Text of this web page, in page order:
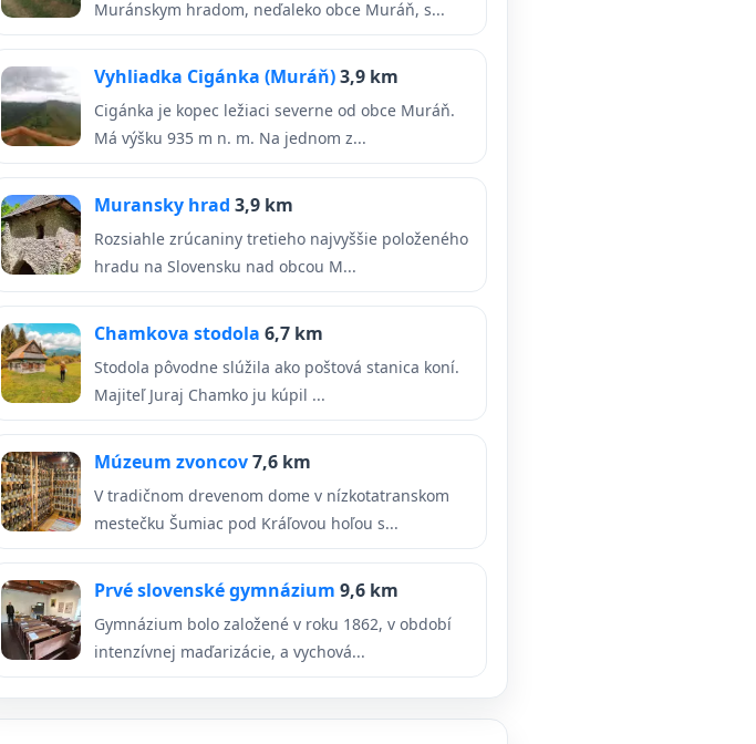
Muránskym hradom, neďaleko obce Muráň, s...
Vyhliadka Cigánka (Muráň)3,9 km
Cigánka je kopec ležiaci severne od obce Muráň.
Má výšku 935 m n. m. Na jednom z...
Muransky hrad 3,9 km
Rozsiahle zrúcaniny tretieho najvyššie položeného
hradu na Slovensku nad obcou M...
Chamkova stodola 6,7 km
Stodola pôvodne slúžila ako poštová stanica koní.
Majiteľ Juraj Chamko ju kúpil ...
Múzeum zvoncov7,6 km
V tradičnom drevenom dome v nízkotatranskom
mestečku Šumiac pod Kráľovou hoľou s...
Prvé slovenské gymnázium 9,6 km
Gymnázium bolo založené v roku 1862, v období
intenzívnej maďarizácie, a vychová...